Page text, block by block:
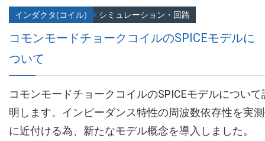
コモンモードチョークコイルのSPICEモデルに
ついて
インダクタ(コイル) シミュレーション・回路
コモンモードチョークコイルのSPICEモデルについて
明します。インピーダンス特性の周波数依存性を実
に近付ける為、新たなモデル概念を導入しました。